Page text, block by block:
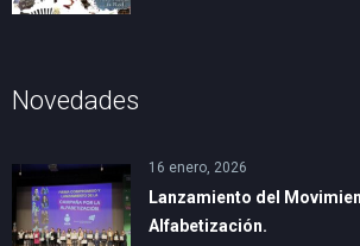
Novedades
16 enero, 2026
Lanzamiento del
Alfabetización.